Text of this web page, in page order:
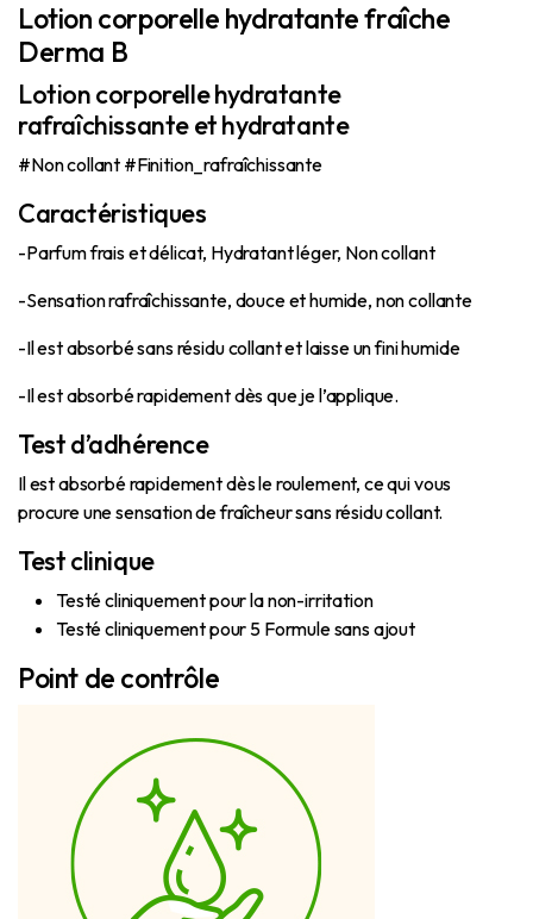
Lotion corporelle hydratante fraîche
Derma B
Lotion corporelle hydratante
rafraîchissante et hydratante
#Non collant #Finition_rafraîchissante
Caractéristiques
-Parfum frais et délicat, Hydratant léger, Non collant
-Sensation rafraîchissante, douce et humide, non collante
-Il est absorbé sans résidu collant et laisse un fini humide
-Il est absorbé rapidement dès que je l’applique.
Test d’adhérence
Il est absorbé rapidement dès le roulement, ce qui vous
procure une sensation de fraîcheur sans résidu collant.
Test clinique
Testé cliniquement pour la non-irritation
Testé cliniquement pour 5 Formule sans ajout
Point de contrôle